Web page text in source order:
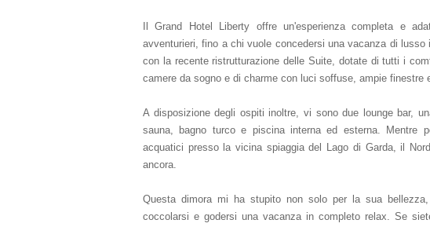
Il Grand Hotel Liberty offre un'esperienza completa e
avventurieri, fino a chi vuole concedersi una vacanza di lusso
con la recente ristrutturazione delle Suite, dotate di tutti i
camere da sogno e di charme con luci soffuse, ampie finestre
A disposizione degli ospiti inoltre, vi sono due lounge bar,
sauna, bagno turco e piscina interna ed esterna. Mentre
acquatici presso la vicina spiaggia del Lago di Garda, il
ancora.
Questa dimora mi ha stupito non solo per la sua
coccolarsi e godersi una vacanza in completo relax. Se